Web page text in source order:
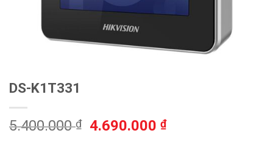
DS-K1T331
5.400.000₫
Giá
4.690.000₫Giá